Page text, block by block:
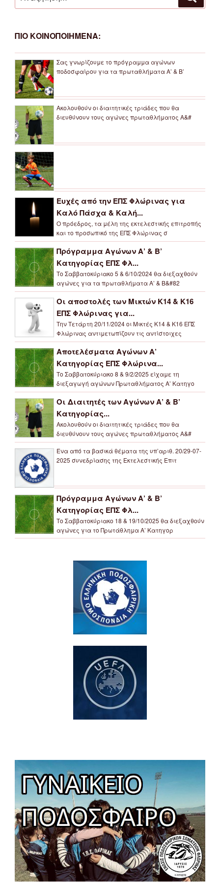
για:
ΠΙΟ ΚΟΙΝΟΠΟΙΗΜΕΝΑ:
Σας γνωρίζουμε το πρόγραμμα αγώνων
ποδοσφαίρου για τα πρωταθλήματα Α’ & Β’
Ακολουθούν οι διαιτητικές τριάδες που θα
διευθύνουν τους αγώνες πρωταθλήματος Α&#
Ευχές από την ΕΠΣ Φλώρινας για
Καλό Πάσχα & Καλή...
Ο πρόεδρος, τα μέλη της εκτελεστικής επιτροπής
και το προσωπικό της ΕΠΣ Φλώρινας σ
Πρόγραμμα Αγώνων Α’ & Β’
Κατηγορίας ΕΠΣ Φλ...
Το Σαββατοκύριακο 5 & 6/10/2024 θα διεξαχθούν
αγώνες για τα πρωταθλήματα Α’ & Β&#82
Οι αποστολές των Μικτών Κ14 & Κ16
ΕΠΣ Φλώρινας για...
Την Τετάρτη 20/11/2024 οι Μικτές Κ14 & Κ16 ΕΠΣ
Φλώρινας αντιμετωπίζουν τις αντίστοιχες
Αποτελέσματα Αγώνων Α’
Κατηγορίας ΕΠΣ Φλώρινα...
Το Σαββατοκύριακο 8 & 9/2/2025 είχαμε τη
διεξαγωγή αγώνων Πρωταθλήματος Α’ Κατηγο
Οι Διαιτητές των Αγώνων Α’ & Β’
Κατηγορίας...
Ακολουθούν οι διαιτητικές τριάδες που θα
διευθύνουν τους αγώνες πρωταθλήματος Α&#
Ένα από τα βασικά θέματα της υπ’αριθ. 20/29-07-
2025 συνεδρίασης της Εκτελεστικής Επιτ
Πρόγραμμα Αγώνων Α’ & Β’
Κατηγορίας ΕΠΣ Φλ...
Το Σαββατοκύριακο 18 & 19/10/2025 θα διεξαχθούν
αγώνες για το Πρωτάθλημα Α’ Κατηγορ